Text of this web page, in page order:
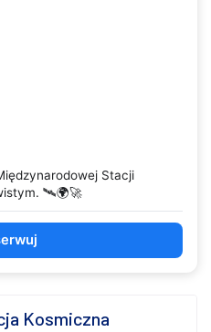
Stacji
🛰️🌍🚀
Kosmiczna